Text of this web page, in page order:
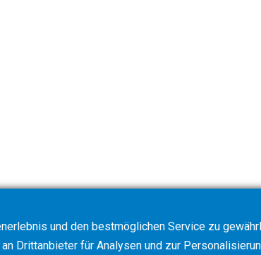
und den bestmöglichen Service zu
Drittanbieter für Analysen und zur